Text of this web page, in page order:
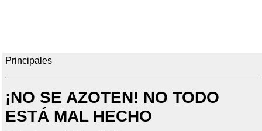
Principales
¡NO SE AZOTEN! NO TODO
ESTÁ MAL HECHO